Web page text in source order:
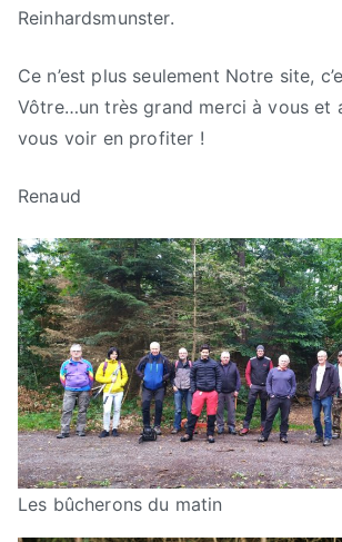
Reinhardsmunster.
Ce n’est plus seulement Notre site,
Vôtre…un très grand merci à vous et
vous voir en profiter !
Renaud
Les bûcherons du matin